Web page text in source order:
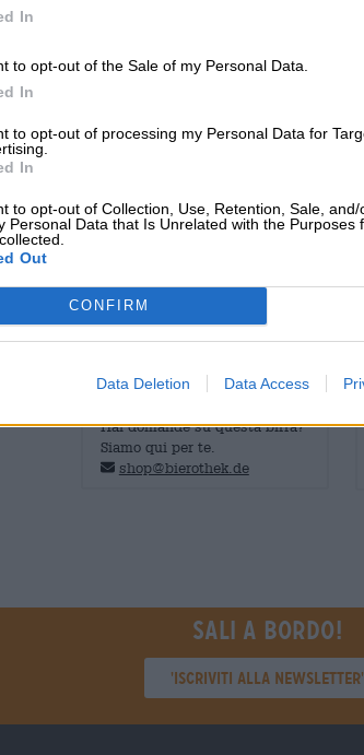
In
to opt-out of the Sale of my Personal Data.
In
to opt-out of processing my Personal Data for
In
to opt-out of Collection, Use, Retention, Sale, and/
Personal Data that Is Unrelated with the Purposes
Out
CONFIRM
Data Deletion Data Access
Ci sono anche alberi di ciliegio in
del Giappone non è solo la
ma anche il Paese stesso.
L'IPA polacca con un tocco
potenza del luppolo di tre varietà
dorato pallido con una leggera
tropicali, forte luppolo e un
leggero con amarezza moderata
mango, frutto della passione e
una buona base. Grazie alla sua
Oto Mata, scritto もう一度 in
instancabilmente come i ciliegi
CONSULENZA GRATUITA SULLA
Hai domande su questa birra?
Siamo qui per te.
shop@bierothek.de
Sali a bordo!
'Iscriviti alla newsletter'